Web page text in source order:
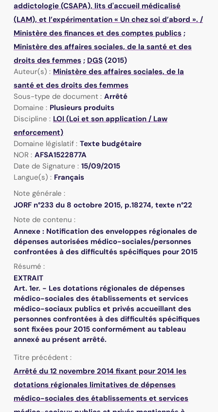
addictologie (CSAPA), lits d'accueil médicalisé
(LAM), et l’expérimentation « Un chez soi d’abord ». /
Ministère des finances et des comptes publics ;
Ministère des affaires sociales, de la santé et des
droits des femmes ; DGS (2015)
Auteur(s) : Ministère des affaires sociales, de la
santé et des droits des femmes
Sous-type de document : Arrêté
Domaine : Plusieurs produits
Discipline : LOI (Loi et son application / Law
enforcement)
Domaine législatif : Texte budgétaire
NOR : AFSA1522877A
Date de Signature : 15/09/2015
Langue(s) : Français
Note générale :
JORF n°233 du 8 octobre 2015, p.18274, texte n°22
Note de contenu :
Annexe : Notification des enveloppes régionales de
dépenses autorisées médico-sociales/personnes
confrontées à des difficultés spécifiques pour 2015
Résumé :
EXTRAIT
Art. 1er. - Les dotations régionales de dépenses
médico-sociales des établissements et services
médico-sociaux publics et privés accueillant des
personnes confrontées à des difficultés spécifiques
sont fixées pour 2015 conformément au tableau
annexé au présent arrêté.
Titre précédent :
Arrêté du 12 novembre 2014 fixant pour 2014 les
dotations régionales limitatives de dépenses
médico-sociales des établissements et services